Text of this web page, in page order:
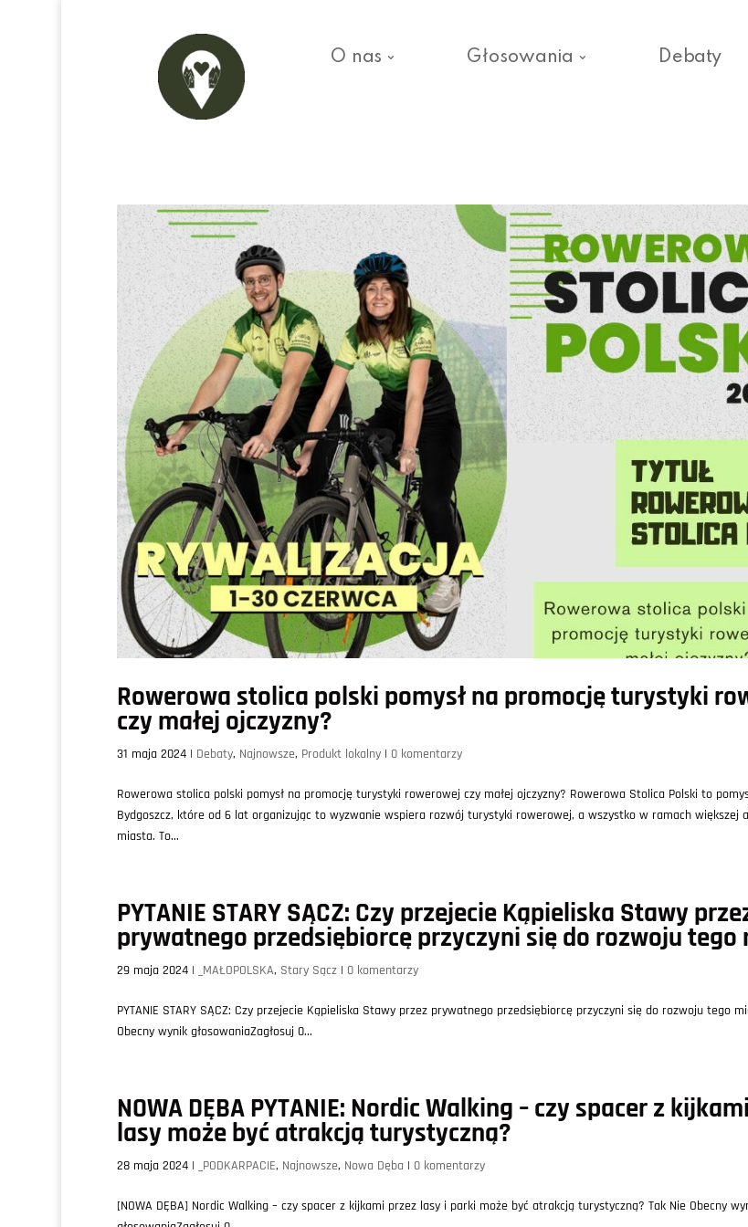
O nas Głosowania Debaty
Rowerowa stolica polski pomysł na promocję turystyki
czy małej ojczyzny?
31 maja 2024| Debaty, Najnowsze, Produkt lokalny| 0 komentarzy
Rowerowa stolica polski pomysł na promocję turystyki rowerowej czy małej ojczyzny? Rowerowa Stolica Polski to
Bydgoszcz, które od 6 lat organizując to wyzwanie wspiera rozwój turystyki rowerowej, a wszystko w ramach większej
miasta. To...
PYTANIE STARY SĄCZ: Czy przejecie Kąpieliska Stawy
prywatnego przedsiębiorcę przyczyni się do rozwoju tego
29 maja 2024| _MAŁOPOLSKA, Stary Sącz| 0 komentarzy
PYTANIE STARY SĄCZ: Czy przejecie Kąpieliska Stawy przez prywatnego przedsiębiorcę przyczyni się do rozwoju tego
Obecny wynik głosowaniaZagłosuj 0...
NOWA DĘBA PYTANIE: Nordic Walking – czy spacer z
lasy może być atrakcją turystyczną?
28 maja 2024| _PODKARPACIE, Najnowsze, Nowa Dęba | 0 komentarzy
[NOWA DĘBA] Nordic Walking – czy spacer z kijkami przez lasy i parki może być atrakcją turystyczną? Tak Nie Obecny